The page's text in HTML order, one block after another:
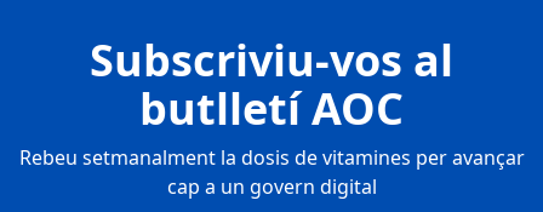
Subscriviu-vos al
butlletí AOC
Rebeu setmanalment la dosis de vitamines per avançar
cap a un govern digital